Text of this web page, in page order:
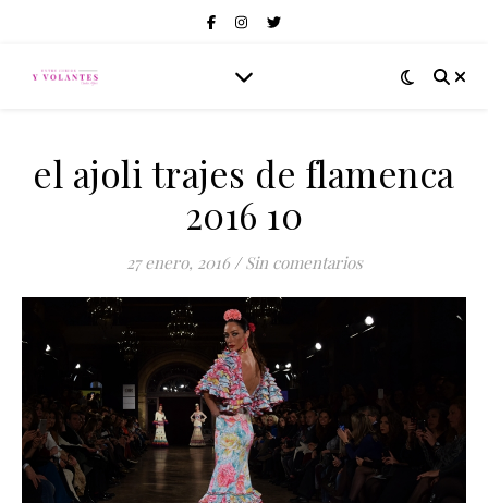
el ajoli trajes de flamenca
2016 10
27 enero, 2016 / Sin comentarios